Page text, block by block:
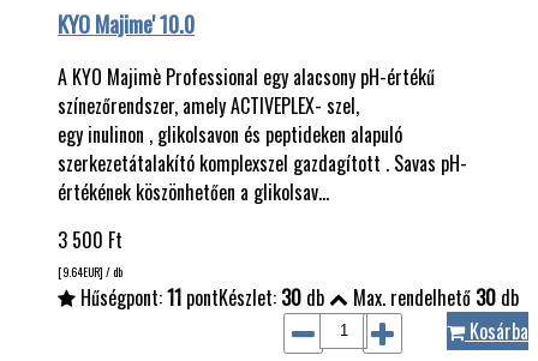
KYO Majime' 10.0
A KYO Majimè Professional egy alacsony pH-értékű
színezőrendszer, amely ACTIVEPLEX- szel,
egy inulinon , glikolsavon és peptideken alapuló
szerkezetátalakító komplexszel gazdagított . Savas pH-
értékének köszönhetően a glikolsav…
3 500 Ft
[9.64EUR] / db
Hűségpont:11 pontKészlet: 30 db Max. rendelhető 30 db
Kosárba